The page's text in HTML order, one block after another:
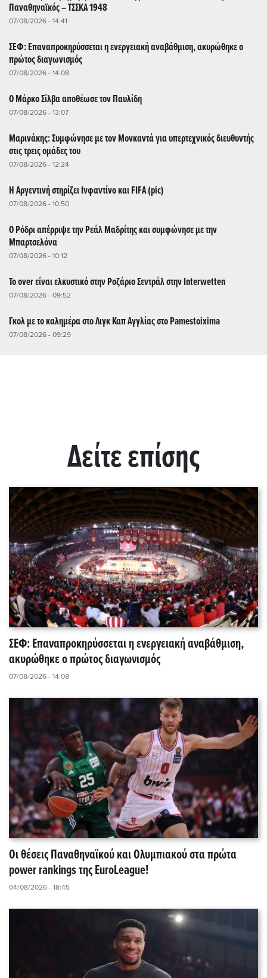
Παναθηναϊκός – ΤΣΣΚΑ 1948
07/08/2026 - 14:41
ΣΕΦ: Επαναπροκηρύσσεται η ενεργειακή αναβάθμιση, ακυρώθηκε ο
πρώτος διαγωνισμός
07/08/2026 - 14:08
Ο Μάρκο Σίλβα αποθέωσε τον Παυλίδη
07/08/2026 - 13:07
Μαρινάκης: Συμφώνησε με τον Μονκαντά για υπερτεχνικός διευθυντής
στις τρεις ομάδες του
07/08/2026 - 12:24
Η Αργεντινή στηρίζει Ινφαντίνο και FIFA (pic)
07/08/2026 - 10:50
Ο Ρόδρι απέρριψε την Ρεάλ Μαδρίτης και συμφώνησε με την
Μπαρτσελόνα
07/08/2026 - 10:12
Το over είναι ελκυστικό στην Ροζάριο Σεντράλ στην Interwetten
07/08/2026 - 09:52
Γκολ με το καλημέρα στο Λιγκ Καπ Αγγλίας στο Pamestoixima
07/08/2026 - 09:29
Δείτε επίσης
ΣΕΦ: Επαναπροκηρύσσεται η ενεργειακή αναβάθμιση,
ακυρώθηκε ο πρώτος διαγωνισμός
07/08/2026 - 14:08
Οι θέσεις Παναθηναϊκού και Ολυμπιακού στα πρώτα
power rankings της EuroLeague!
04/08/2026 - 18:45